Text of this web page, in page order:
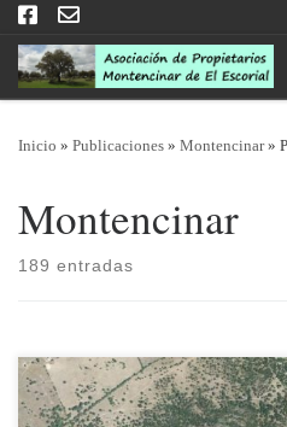
Inicio » Publicaciones » Montencinar »
Montencinar
189 entradas